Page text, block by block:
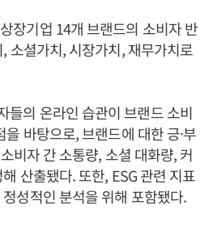
장기업 14개 브랜드의 소비자 반
소셜가치, 시장가치, 재무가치로
들의 온라인 습관이 브랜드 소비
바탕으로, 브랜드에 대한 긍·부
비자 간 소통량, 소셜 대화량, 커
산출됐다. 또한, ESG 관련 지표
성적인 분석을 위해 포함됐다.